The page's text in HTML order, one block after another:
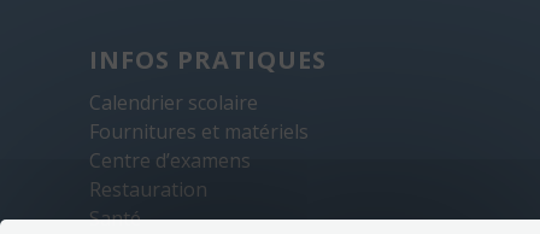
INFOS PRATIQUES
Calendrier scolaire
Fournitures et matériels
Centre d’examens
Restauration
Santé